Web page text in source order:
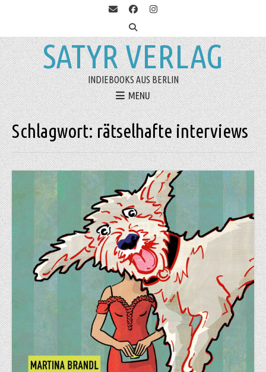
SATYR VERLAG
INDIEBOOKS AUS BERLIN
MENU
Schlagwort:rätselhafte interviews